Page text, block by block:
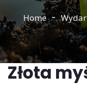
Home
Złota